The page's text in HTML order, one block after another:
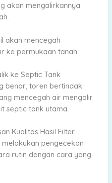
akan mengalirkannya
akan mencegah
ke permukaan tanah.
ke Septic Tank
benar, toren bertindak
mencegah air mengalir
septic tank utama.
Kualitas Hasil Filter
pengecekan
rutin dengan cara yang